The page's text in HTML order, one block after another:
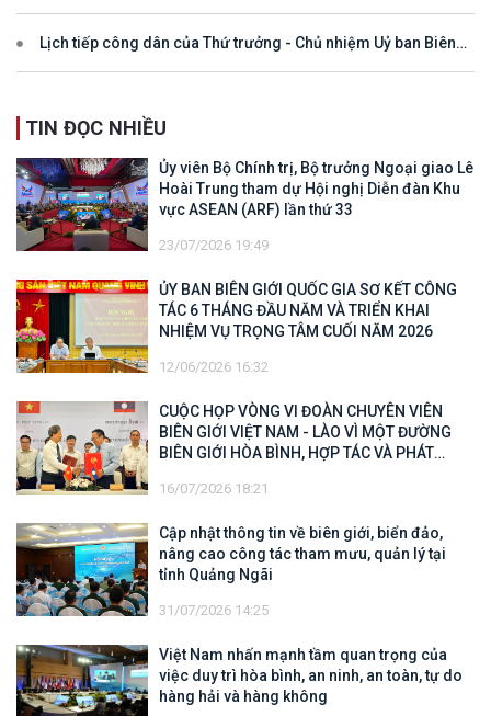
Lịch tiếp công dân của Thứ trưởng - Chủ nhiệm Uỷ ban Biên
TIN ĐỌC NHIỀU
Ủy viên Bộ Chính trị, Bộ trưởng Ngoại giao Lê
Hoài Trung tham dự Hội nghị Diễn đàn Khu
vực ASEAN (ARF) lần thứ 33
23/07/2026 19:49
ỦY BAN BIÊN GIỚI QUỐC GIA SƠ KẾT CÔNG
TÁC 6 THÁNG ĐẦU NĂM VÀ TRIỂN KHAI
NHIỆM VỤ TRỌNG TÂM CUỐI NĂM 2026
12/06/2026 16:32
CUỘC HỌP VÒNG VI ĐOÀN CHUYÊN VIÊN
BIÊN GIỚI VIỆT NAM - LÀO VÌ MỘT ĐƯỜNG
BIÊN GIỚI HÒA BÌNH, HỢP TÁC VÀ PHÁT
16/07/2026 18:21
Cập nhật thông tin về biên giới, biển đảo,
nâng cao công tác tham mưu, quản lý tại
tỉnh Quảng Ngãi
31/07/2026 14:25
Việt Nam nhấn mạnh tầm quan trọng của
việc duy trì hòa bình, an ninh, an toàn, tự do
hàng hải và hàng không